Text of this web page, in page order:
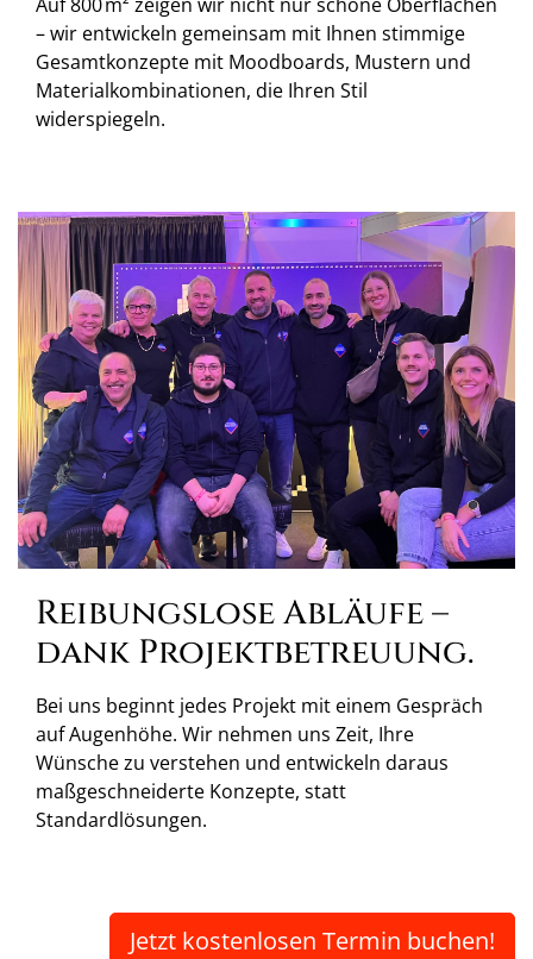
– wir entwickeln gemeinsam mit Ihnen stimmige
Gesamtkonzepte mit Moodboards, Mustern und
Materialkombinationen, die Ihren Stil
widerspiegeln.
Reibungslose Abläufe –
dank Projektbetreuung.
Bei uns beginnt jedes Projekt mit einem Gespräch
auf Augenhöhe. Wir nehmen uns Zeit, Ihre
Wünsche zu verstehen und entwickeln daraus
maßgeschneiderte Konzepte, statt
Standardlösungen.
Jetzt kostenlosen Termin buchen!